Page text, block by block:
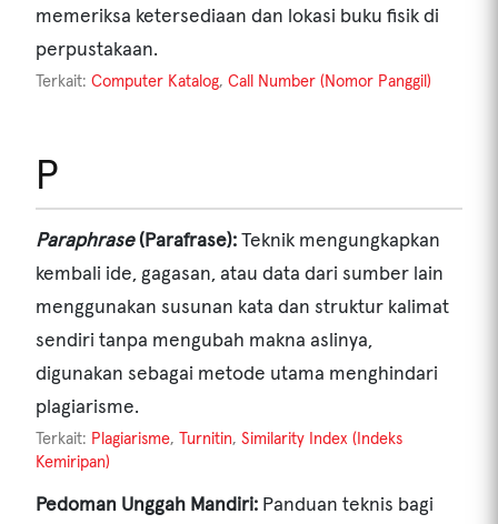
memeriksa ketersediaan dan lokasi buku fisik di
perpustakaan.
Terkait: Computer Katalog, Call Number (Nomor Panggil)
P
Paraphrase(Parafrase):Teknik mengungkapkan
kembali ide, gagasan, atau data dari sumber lain
menggunakan susunan kata dan struktur kalimat
sendiri tanpa mengubah makna aslinya,
digunakan sebagai metode utama menghindari
plagiarisme.
Terkait: Plagiarisme, Turnitin, Similarity Index (Indeks
Kemiripan)
Pedoman Unggah Mandiri: Panduan teknis bagi